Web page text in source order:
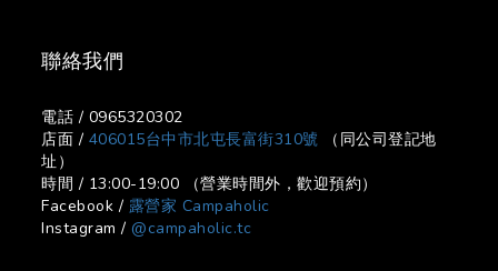
聯絡我們
電話 / 0965320302
店面 / 406015台中市北屯長富街310號 （同公司登記地
址）
時間 / 13:00-19:00 （營業時間外，歡迎預約）
Facebook / 露營家 Campaholic
Instagram / @campaholic.tc